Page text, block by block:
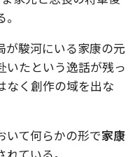
が駿河にいる家康の元
いたという逸話が残っ
なく創作の域を出な
いて何らかの形で家康